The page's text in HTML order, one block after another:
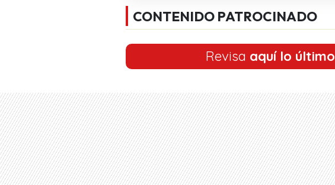
CONTENIDO PATROCINADO
Revisa aquí lo último